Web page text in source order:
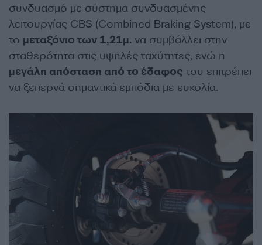
συνδυασμό με σύστημα συνδυασμένης
λειτουργίας CBS (Combined Braking System), με
το μεταξόνιο των 1,21μ. να συμβάλλει στην
σταθερότητα στις υψηλές ταχύτητες, ενώ η
μεγάλη απόσταση από το έδαφος του επιτρέπει
να ξεπερνά σημαντικά εμπόδια με ευκολία.